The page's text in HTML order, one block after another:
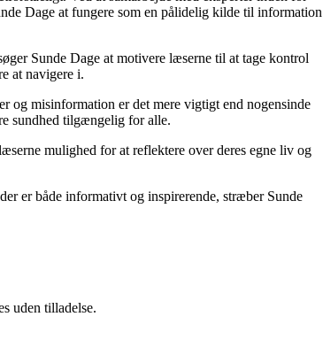
Dage at fungere som en pålidelig kilde til information
Sunde Dage at motivere læserne til at tage kontrol
at navigere i.
og misinformation er det mere vigtigt end nogensinde
sundhed tilgængelig for alle.
mulighed for at reflektere over deres egne liv og
er både informativt og inspirerende, stræber Sunde
uden tilladelse.